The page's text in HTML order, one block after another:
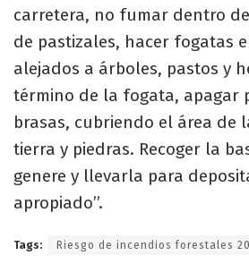
carretera, no fumar dentro
de pastizales, hacer fogatas
alejados a árboles, pastos y
término de la fogata, apagar
brasas, cubriendo el área de
tierra y piedras. Recoger la
genere y llevarla para
apropiado”.
Tags: Riesgo de incendios forestales